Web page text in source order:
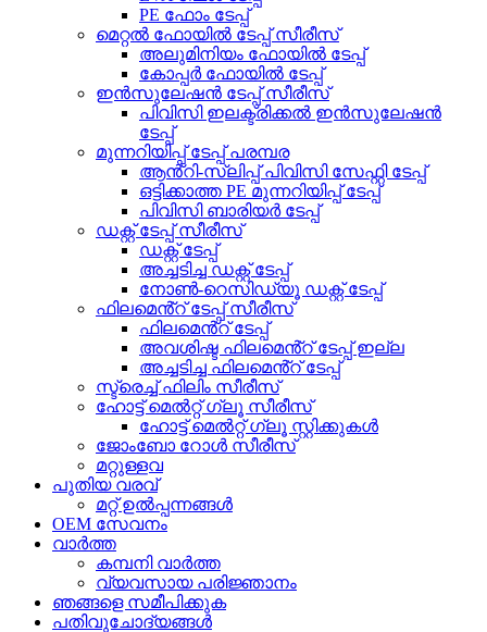
PE ഫോം ടേപ്പ്
മെറ്റൽ ഫോയിൽ ടേപ്പ് സീരീസ്
അലുമിനിയം ഫോയിൽ ടേപ്പ്
കോപ്പർ ഫോയിൽ ടേപ്പ്
ഇൻസുലേഷൻ ടേപ്പ് സീരീസ്
പിവിസി ഇലക്ട്രിക്കൽ ഇൻസുലേഷൻ
ടേപ്പ്
മുന്നറിയിപ്പ് ടേപ്പ് പരമ്പര
ആൻ്റി-സ്ലിപ്പ് പിവിസി സേഫ്റ്റി ടേപ്പ്
ഒട്ടിക്കാത്ത PE മുന്നറിയിപ്പ് ടേപ്പ്
പിവിസി ബാരിയർ ടേപ്പ്
ഡക്റ്റ് ടേപ്പ് സീരീസ്
ഡക്റ്റ് ടേപ്പ്
അച്ചടിച്ച ഡക്റ്റ് ടേപ്പ്
നോൺ-റെസിഡ്യൂ ഡക്റ്റ് ടേപ്പ്
ഫിലമെൻ്റ് ടേപ്പ് സീരീസ്
ഫിലമെൻ്റ് ടേപ്പ്
അവശിഷ്ട ഫിലമെൻ്റ് ടേപ്പ് ഇല്ല
അച്ചടിച്ച ഫിലമെൻ്റ് ടേപ്പ്
സ്ട്രെച്ച് ഫിലിം സീരീസ്
ഹോട്ട് മെൽറ്റ് ഗ്ലൂ സീരീസ്
ഹോട്ട് മെൽറ്റ് ഗ്ലൂ സ്റ്റിക്കുകൾ
ജോംബോ റോൾ സീരീസ്
മറ്റുള്ളവ
പുതിയ വരവ്
മറ്റ് ഉൽപ്പന്നങ്ങൾ
OEM സേവനം
വാർത്ത
കമ്പനി വാർത്ത
വ്യവസായ പരിജ്ഞാനം
ഞങ്ങളെ സമീപിക്കുക
പതിവുചോദ്യങ്ങൾ